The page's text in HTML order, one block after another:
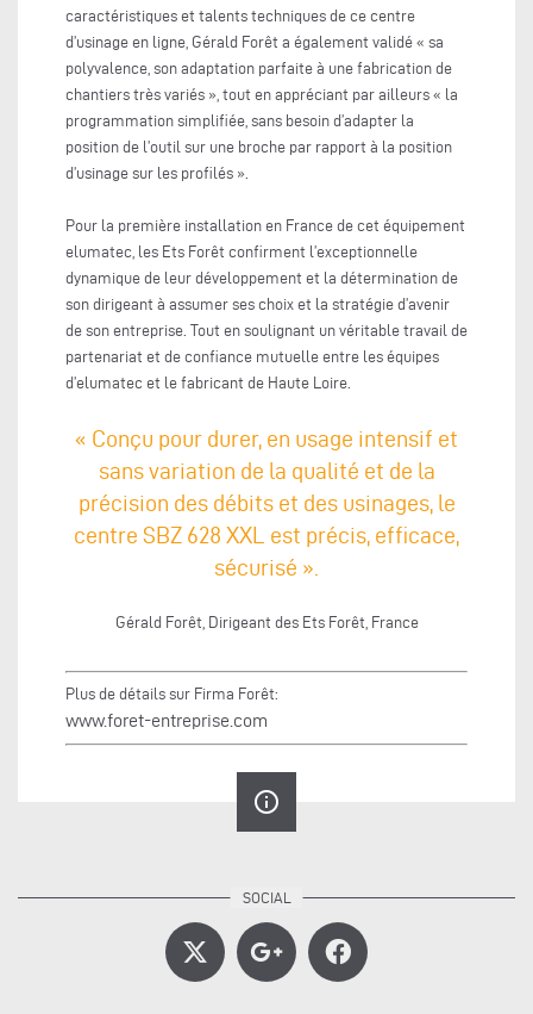
caractéristiques et talents techniques de ce centre
d’usinage en ligne, Gérald Forêt a également validé « sa
polyvalence, son adaptation parfaite à une fabrication de
chantiers très variés », tout en appréciant par ailleurs « la
programmation simplifiée, sans besoin d’adapter la
position de l’outil sur une broche par rapport à la position
d’usinage sur les profilés ».
Pour la première installation en France de cet équipement
elumatec, les Ets Forêt confirment l’exceptionnelle
dynamique de leur développement et la détermination de
son dirigeant à assumer ses choix et la stratégie d’avenir
de son entreprise. Tout en soulignant un véritable travail de
partenariat et de confiance mutuelle entre les équipes
d’elumatec et le fabricant de Haute Loire.
« Conçu pour durer, en usage intensif et
sans variation de la qualité et de la
précision des débits et des usinages, le
centre SBZ 628 XXL est précis, efficace,
sécurisé ».
Gérald Forêt, Dirigeant des Ets Forêt, France
Plus de détails sur Firma Forêt:
www.foret-entreprise.com
info_outline